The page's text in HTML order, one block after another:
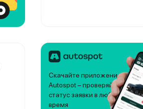
Скачайте приложение
Autospot – проверяйте
статус заявки в любое
время